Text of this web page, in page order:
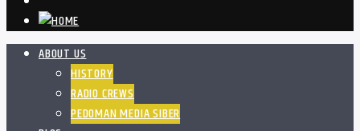
ABOUT US
HISTORY
RADIO CREWS
PEDOMAN MEDIA SIBER